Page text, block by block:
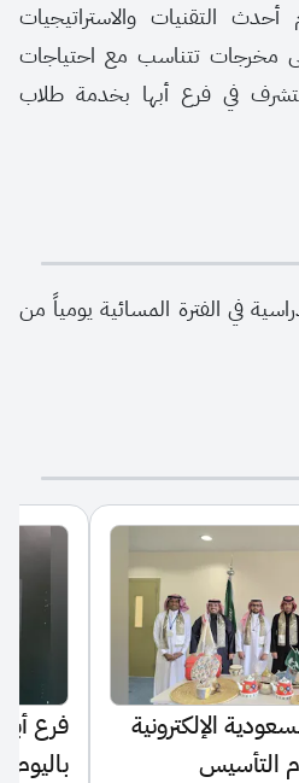
أحدث التقنيات والاستراتيجيات
مخرجات تتناسب مع احتياجات
في فرع أبها بخدمة طلاب
في الفترة المسائية يومياً من
الإلكترونية
التأسيس
فرع
باليوم